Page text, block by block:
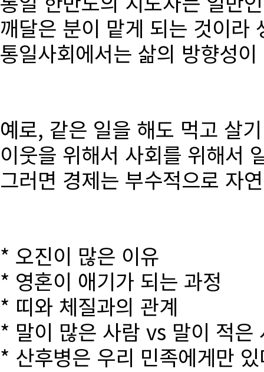
깨달은 분이 맡게 되는 것이라
통일사회에서는 삶의 방향성
예로, 같은 일을 해도 먹고 살
이웃을 위해서 사회를 위해서
그러면 경제는 부수적으로 자
* 오진이 많은 이유
* 영혼이 애기가 되는 과정
* 띠와 체질과의 관계
* 말이 많은 사람 vs 말이 적은
* 산후병은 우리 민족에게만